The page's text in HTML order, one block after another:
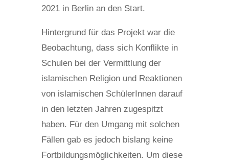
2021 in Berlin an den Start.
Hintergrund für das Projekt war die
Beobachtung, dass sich Konflikte in
Schulen bei der Vermittlung der
islamischen Religion und Reaktionen
von islamischen SchülerInnen darauf
in den letzten Jahren zugespitzt
haben. Für den Umgang mit solchen
Fällen gab es jedoch bislang keine
Fortbildungsmöglichkeiten. Um diese